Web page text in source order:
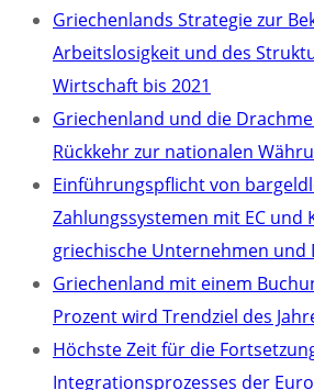
Griechenlands Strategie zur
Arbeitslosigkeit und des
Wirtschaft bis 2021
Griechenland und die
Rückkehr zur nationalen
Einführungspflicht von
Zahlungssystemen mit EC
griechische Unternehmen und
Griechenland mit einem
Prozent wird Trendziel des
Höchste Zeit für die
Integrationsprozesses der